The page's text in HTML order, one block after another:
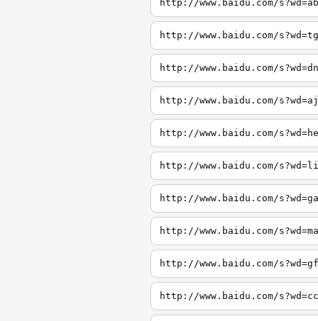
http://www.baidu.com/s?wd=ab
http://www.baidu.com/s?wd=tg
http://www.baidu.com/s?wd=dn
http://www.baidu.com/s?wd=aj
http://www.baidu.com/
http://www.baidu.com/
http://www.baidu.com/
http://www.baidu.com/
http://www.baidu.com/
http://www.baidu.com/